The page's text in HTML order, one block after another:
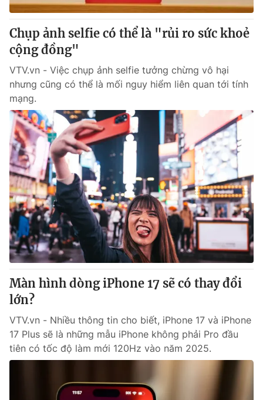
Câu chuyện quốc tế
Tài chính
Thị trường
Góc doanh nghiệp
Dữ liệu và đời sống
Truyền hình
Phim VTV
Hậu trường
Nhân vật
Khán giả
Giải sao mai
Giải trí
Điện ảnh
Âm nhạc
Sao
Đời sống
Du lịch
Làm đẹp
Chất lượng cuộc sống
Giáo dục
Tuyển sinh
Học trực tuyến
Công nghệ
Hitech Công nghệ tương lai
Sản phẩm
Thị trường
Tư vấn
Giao lưu trực tuyến
Lịch phát sóng
Chuyên mục khác
Emagazine Podcast
Photo Infographic
Shorts video
Chụp ảnh selfie có thể là "rủi ro sức khoẻ
cộng đồng"
VTV.vn - Việc chụp ảnh selfie tưởng chừng vô hại
nhưng cũng có thể là mối nguy hiểm liên quan tới tính
mạng.
Màn hình dòng iPhone 17 sẽ có thay đổi
lớn?
VTV.vn - Nhiều thông tin cho biết, iPhone 17 và iPhone
17 Plus sẽ là những mẫu iPhone không phải Pro đầu
tiên có tốc độ làm mới 120Hz vào năm 2025.